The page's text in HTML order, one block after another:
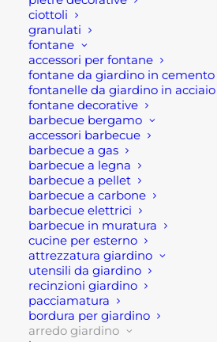
ciottoli
granulati
fontane
accessori per fontane
fontane da giardino in cemento
fontanelle da giardino in
fontane decorative
barbecue bergamo
accessori barbecue
barbecue a gas
barbecue a legna
barbecue a pellet
barbecue a carbone
barbecue elettrici
barbecue in muratura
cucine per esterno
attrezzatura giardino
utensili da giardino
recinzioni giardino
pacciamatura
bordura per giardino
arredo giardino
con decoro in ceramica con
maiolica, in ferro verniciato a
Si tratta dunque, di un set
in metallo verniciato pieghevoli.
soprattutto per la struttura in
battuto e per il decoro sul piano
alla classica maiolica.
Dunque, un set pratico con
esterno o da giardino in metallo
vintage in ferro battuto. Si tratta
complemento d’arredo giardino
contenute, che lo rendono
spazi, infatti il tavolino misura d.
altezza di cm 75.
Certamente fa parte di quegli
giardino classici ma